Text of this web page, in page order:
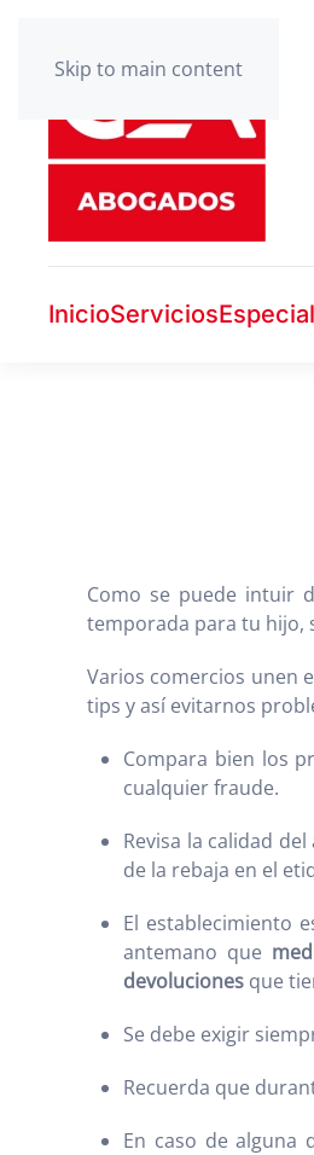
Skip to main content
InicioServicios
Como se puede intuir
temporada para tu hijo,
Varios comercios unen
tips y así evitarnos
Compara bien los
cualquier fraude.
Revisa la calidad
de la rebaja en el
El establecimiento
antemano que
devoluciones que
Se debe exigir
Recuerda que
En caso de alguna